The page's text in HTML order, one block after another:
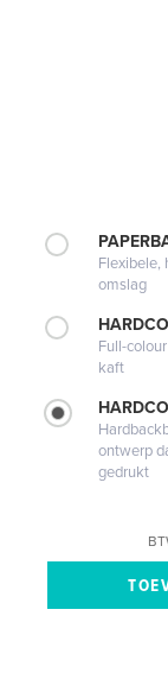
Flexibele,
omslag
Full-
kaft
ontwerp
gedrukt